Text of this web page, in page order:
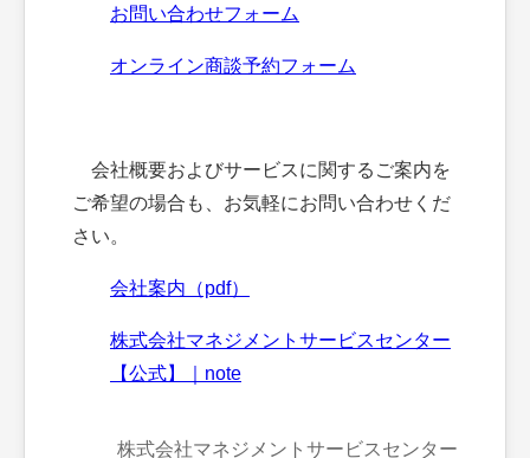
お問い合わせフォーム
オンライン商談予約フォーム
会社概要およびサービスに関するご案内を
ご希望の場合も、お気軽にお問い合わせくだ
さい。
会社案内（pdf）
株式会社マネジメントサービスセンター
【公式】｜note
株式会社マネジメントサービスセンター